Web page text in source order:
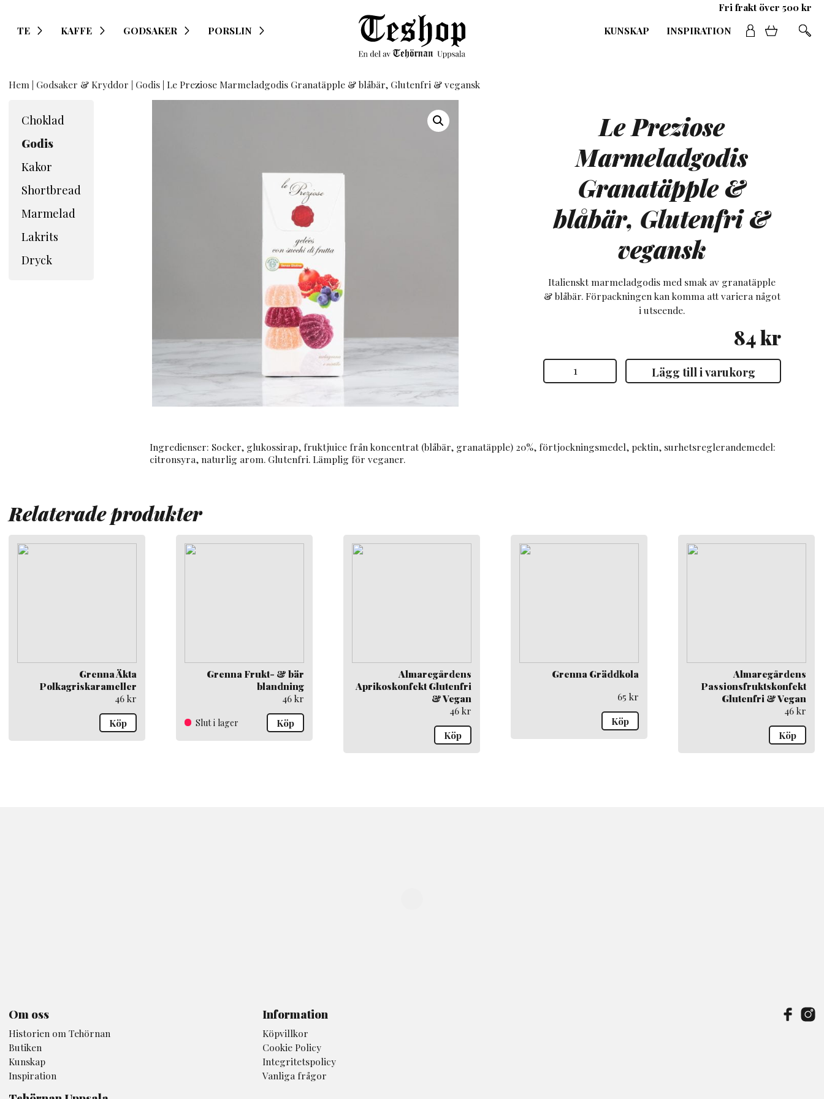
TE KAFFE GODSAKER PORSLIN KUNSKAP INSPIRATION
Fri frakt över 500 kr
Hem | Godsaker & Kryddor | Godis | Le Preziose Marmeladgodis Granatäpple & blåbär, Glutenfri & vegansk
Choklad
Godis
Kakor
Shortbread
Marmelad
Lakrits
Dryck
Le Preziose
Marmeladgodis
Granatäpple &
blåbär, Glutenfri &
vegansk
Italienskt marmeladgodis med smak av granatäpple
& blåbär. Förpackningen kan komma att variera något
i utseende.
84kr
Le
Preziose
Marmeladgodis
vegansk
mängd
Lägg till i varukorg
Ingredienser: Socker, glukossirap, fruktjuice från koncentrat (blåbär, granatäpple) 20%, förtjockningsmedel, pektin, surhetsreglerandemedel:
citronsyra, naturlig arom. Glutenfri. Lämplig för veganer.
Relaterade produkter
Grenna Äkta
Polkagriskarameller
46kr
Köp
Grenna Frukt- & bär
blandning
46kr
Slut i lager Köp
Almaregårdens
Aprikoskonfekt Glutenfri
& Vegan
46kr
Köp
Grenna Gräddkola
65kr
Köp
Almaregårdens
Passionsfruktskonfekt
Glutenfri & Vegan
46kr
Köp
Om oss
Historien om Tehörnan
Butiken
Kunskap
Inspiration
Information
Köpvillkor
Cookie Policy
Integritetspolicy
Vanliga frågor